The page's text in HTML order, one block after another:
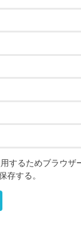
するためブラウザ
存する。